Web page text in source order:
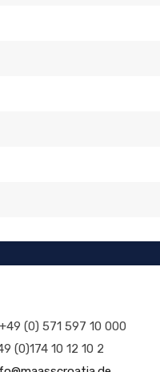
+49 (0) 571 597 10 000
(0)174 10 12 10 2